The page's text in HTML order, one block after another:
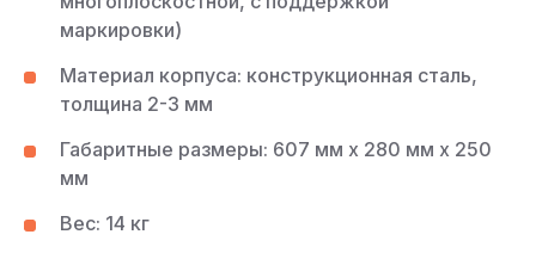
маркировки)
Материал корпуса: конструкционная сталь,
толщина 2-3 мм
Габаритные размеры: 607 мм х 280 мм х 250
мм
Вес: 14 кг